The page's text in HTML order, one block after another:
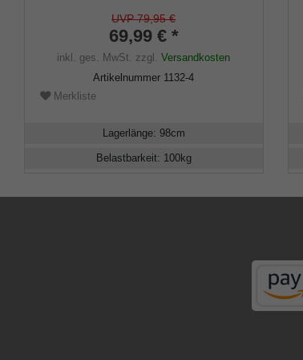
Buchenholz schwarz lackiert,
Gummipuffer.
UVP 79,95 €
69,99 € *
inkl. ges. MwSt. zzgl.Versandkosten
Artikelnummer 1132-4
Merkliste
Lagerlänge: 98cm
Belastbarkeit: 100kg